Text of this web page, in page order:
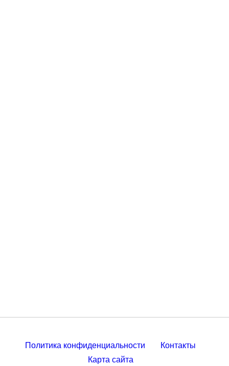
Политика конфиденциальности
Контакты
Карта сайта